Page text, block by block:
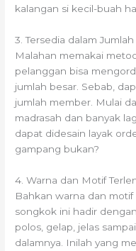
kalangan si kecil-buah
3. Tersedia dalam
Malahan memakai
pelanggan bisa
jumlah besar. Sebab,
jumlah member. Mulai
madrasah dan banyak
dapat didesain layak
gampang bukan?
4. Warna dan Motif
Bahkan warna dan
songkok ini hadir
polos, gelap, jelas
dalamnya. Inilah yang